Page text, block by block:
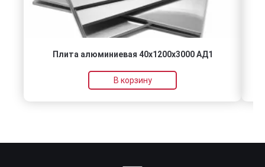
Плита алюминиевая 40x1200x3000 АД1
В корзину